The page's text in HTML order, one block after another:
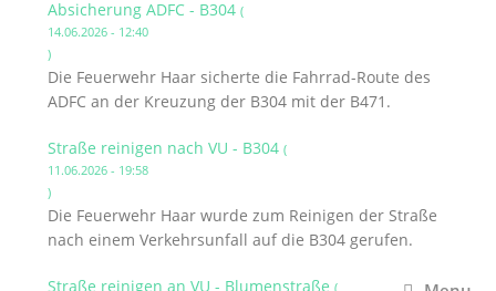
Absicherung ADFC - B304 (
14.06.2026 - 12:40
)
Die Feuerwehr Haar sicherte die Fahrrad-Route des
ADFC an der Kreuzung der B304 mit der B471.
Straße reinigen nach VU - B304 (
11.06.2026 - 19:58
)
Die Feuerwehr Haar wurde zum Reinigen der Straße
nach einem Verkehrsunfall auf die B304 gerufen.
Straße reinigen an VU - Blumenstraße (